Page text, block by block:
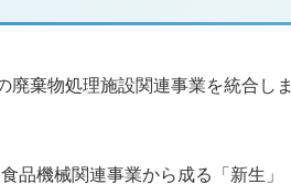
棄物処理施設関連事業を統合しま
品機械関連事業から成る「新生」